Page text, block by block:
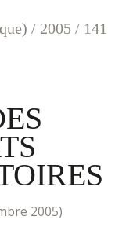
/ 2005 / 141
2005)